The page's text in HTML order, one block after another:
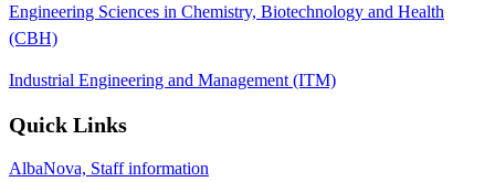
Engineering Sciences in Chemistry, Biotechnology and Health
(CBH)
Industrial Engineering and Management (ITM)
Quick Links
AlbaNova, Staff information